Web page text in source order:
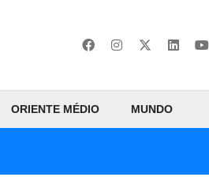
ORIENTE MÉDIO MUNDO